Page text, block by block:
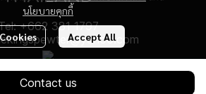
Contact us
นโยบายคุกกี้
Accept All
+662 381 1797